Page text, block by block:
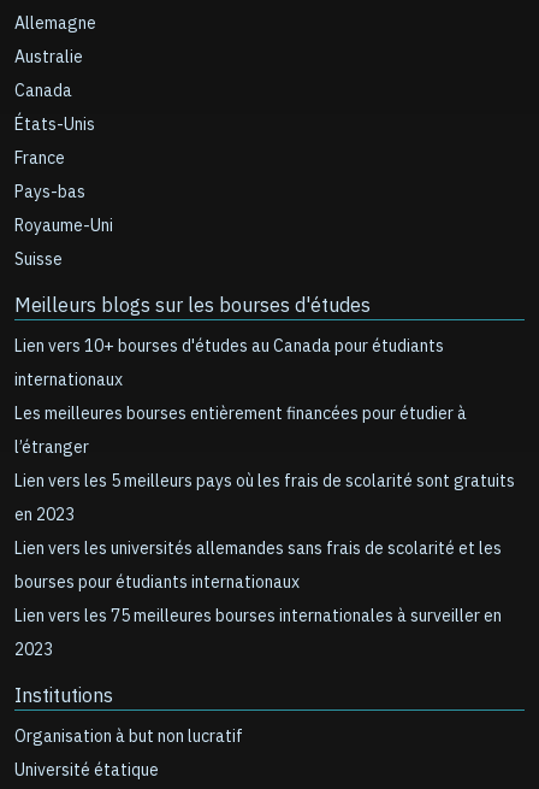
Allemagne
Australie
Canada
États-Unis
France
Pays-bas
Royaume-Uni
Suisse
Meilleurs blogs sur les bourses d'études
Lien vers 10+ bourses d'études au Canada pour étudiants
internationaux
Les meilleures bourses entièrement financées pour étudier à
l’étranger
Lien vers les 5 meilleurs pays où les frais de scolarité sont gratuits
en 2023
Lien vers les universités allemandes sans frais de scolarité et les
bourses pour étudiants internationaux
Lien vers les 75 meilleures bourses internationales à surveiller en
2023
Institutions
Organisation à but non lucratif
Université étatique